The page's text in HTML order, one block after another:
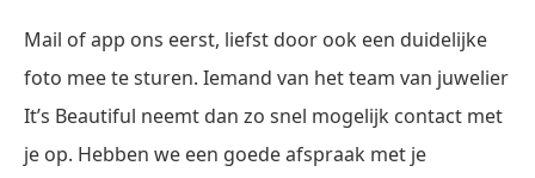
Mail of app ons eerst, liefst door ook een duidelijke
foto mee te sturen. Iemand van het team van juwelier
It’s Beautiful neemt dan zo snel mogelijk contact met
je op. Hebben we een goede afspraak met je